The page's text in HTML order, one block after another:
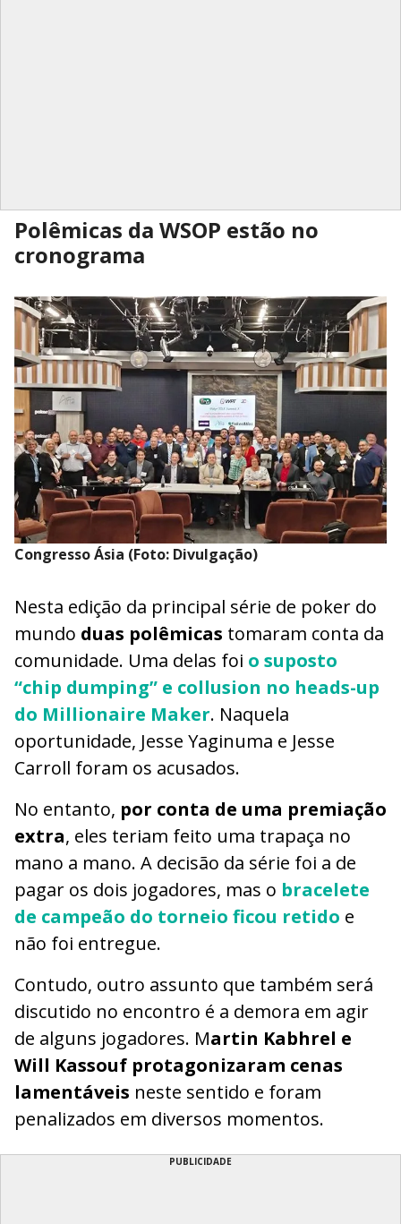
Polêmicas da WSOP estão no
cronograma
Congresso Ásia (Foto: Divulgação)
Nesta edição da principal série de poker do
mundo duas polêmicas tomaram conta da
comunidade. Uma delas foi o suposto
“chip dumping” e collusion no heads-up
do Millionaire Maker. Naquela
oportunidade, Jesse Yaginuma e Jesse
Carroll foram os acusados.
No entanto, por conta de uma premiação
extra, eles teriam feito uma trapaça no
mano a mano. A decisão da série foi a de
pagar os dois jogadores, mas o bracelete
de campeão do torneio ficou retido e
não foi entregue.
Contudo, outro assunto que também será
discutido no encontro é a demora em agir
de alguns jogadores. Martin Kabhrel e
Will Kassouf protagonizaram cenas
lamentáveis neste sentido e foram
penalizados em diversos momentos.
PUBLICIDADE